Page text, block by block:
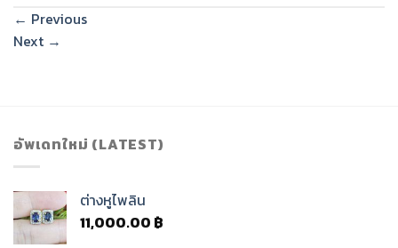
← Previous
Next →
อัพเดทใหม่ (LATEST)
ต่างหูไพลิน
11,000.00 ฿